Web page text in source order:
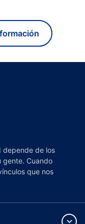
depende de los
gente. Cuando
que nos